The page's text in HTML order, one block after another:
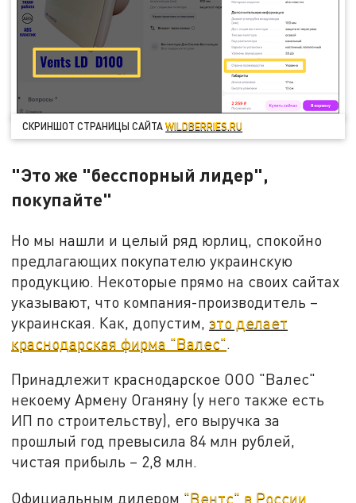
СКРИНШОТ СТРАНИЦЫ САЙТАWILDBERRIES.RU
"Это же "бесспорный лидер",
покупайте"
Но мы нашли и целый ряд юрлиц, спокойно
предлагающих покупателю украинскую
продукцию. Некоторые прямо на своих сайтах
указывают, что компания-производитель –
украинская. Как, допустим,это делает
краснодарская фирма "Валес".
Принадлежит краснодарское ООО "Валес"
некоему Армену Оганяну (у него также есть
ИП по строительству), его выручка за
прошлый год превысила 84 млн рублей,
чистая прибыль – 2,8 млн.
Официальным дилером "Вентс" в России